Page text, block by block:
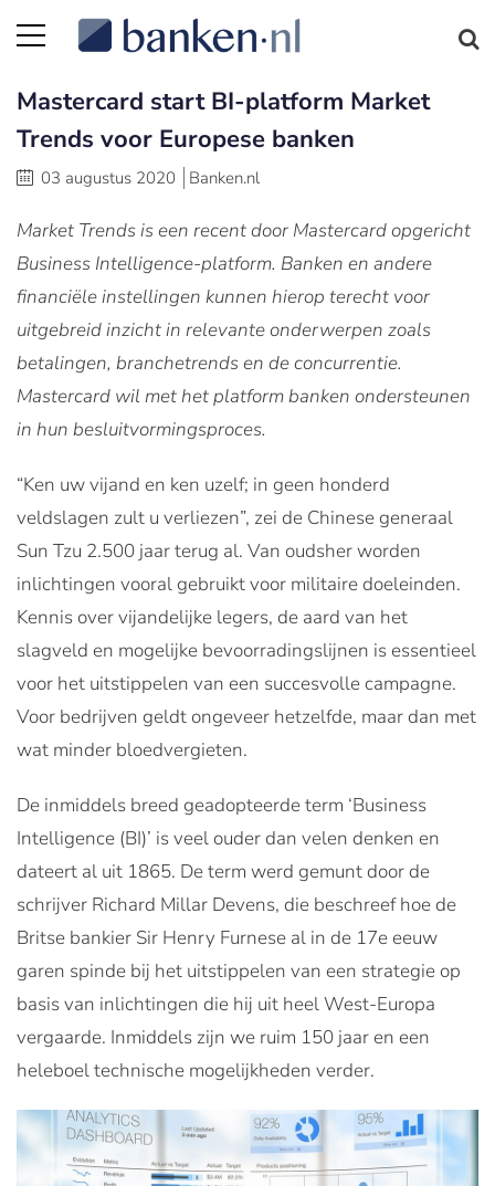
Mastercard start BI-platform Market
Trends voor Europese banken
03 augustus 2020 Banken.nl
Market Trends is een recent door Mastercard opgericht
Business Intelligence-platform. Banken en andere
financiële instellingen kunnen hierop terecht voor
uitgebreid inzicht in relevante onderwerpen zoals
betalingen, branchetrends en de concurrentie.
Mastercard wil met het platform banken ondersteunen
in hun besluitvormingsproces.
“Ken uw vijand en ken uzelf; in geen honderd
veldslagen zult u verliezen”, zei de Chinese generaal
Sun Tzu 2.500 jaar terug al. Van oudsher worden
inlichtingen vooral gebruikt voor militaire doeleinden.
Kennis over vijandelijke legers, de aard van het
slagveld en mogelijke bevoorradingslijnen is essentieel
voor het uitstippelen van een succesvolle campagne.
Voor bedrijven geldt ongeveer hetzelfde, maar dan met
wat minder bloedvergieten.
De inmiddels breed geadopteerde term ‘Business
Intelligence (BI)’ is veel ouder dan velen denken en
dateert al uit 1865. De term werd gemunt door de
schrijver Richard Millar Devens, die beschreef hoe de
Britse bankier Sir Henry Furnese al in de 17e eeuw
garen spinde bij het uitstippelen van een strategie op
basis van inlichtingen die hij uit heel West-Europa
vergaarde. Inmiddels zijn we ruim 150 jaar en een
heleboel technische mogelijkheden verder.